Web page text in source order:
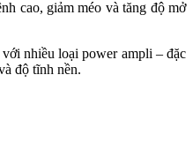
cao, giảm méo và tăng độ mở
nhiều loại power ampli – đặc
độ tĩnh nền.